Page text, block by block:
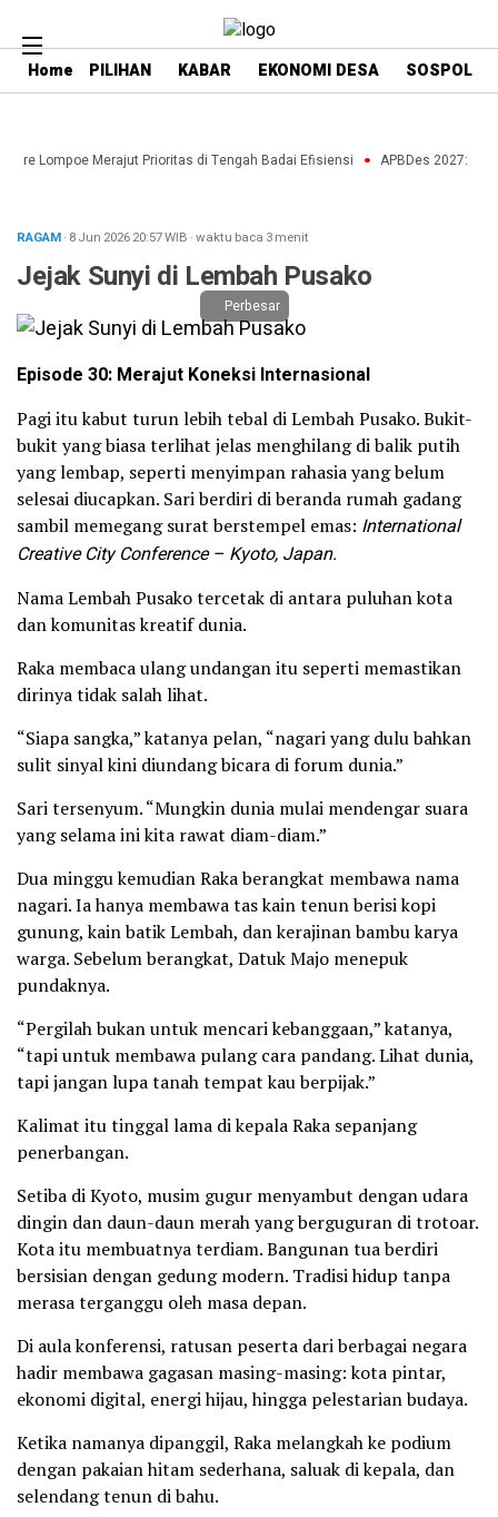
Home PILIHAN KABAR EKONOMI DESA SOSPOL
Lompoe Merajut Prioritas di Tengah Badai Efisiensi APBDes 2027:
RAGAM· 8 Jun 202620:57WIB ·waktu baca 3 menit
Jejak Sunyi di Lembah Pusako
Perbesar
Episode 30: Merajut Koneksi Internasional
Pagi itu kabut turun lebih tebal di Lembah Pusako. Bukit-
bukit yang biasa terlihat jelas menghilang di balik putih
yang lembap, seperti menyimpan rahasia yang belum
selesai diucapkan. Sari berdiri di beranda rumah gadang
sambil memegang surat berstempel emas: International
Creative City Conference – Kyoto, Japan.
Nama Lembah Pusako tercetak di antara puluhan kota
dan komunitas kreatif dunia.
Raka membaca ulang undangan itu seperti memastikan
dirinya tidak salah lihat.
“Siapa sangka,” katanya pelan, “nagari yang dulu bahkan
sulit sinyal kini diundang bicara di forum dunia.”
Sari tersenyum. “Mungkin dunia mulai mendengar suara
yang selama ini kita rawat diam-diam.”
Dua minggu kemudian Raka berangkat membawa nama
nagari. Ia hanya membawa tas kain tenun berisi kopi
gunung, kain batik Lembah, dan kerajinan bambu karya
warga. Sebelum berangkat, Datuk Majo menepuk
pundaknya.
“Pergilah bukan untuk mencari kebanggaan,” katanya,
“tapi untuk membawa pulang cara pandang. Lihat dunia,
tapi jangan lupa tanah tempat kau berpijak.”
Kalimat itu tinggal lama di kepala Raka sepanjang
penerbangan.
Setiba di Kyoto, musim gugur menyambut dengan udara
dingin dan daun-daun merah yang berguguran di trotoar.
Kota itu membuatnya terdiam. Bangunan tua berdiri
bersisian dengan gedung modern. Tradisi hidup tanpa
merasa terganggu oleh masa depan.
Di aula konferensi, ratusan peserta dari berbagai negara
hadir membawa gagasan masing-masing: kota pintar,
ekonomi digital, energi hijau, hingga pelestarian budaya.
Ketika namanya dipanggil, Raka melangkah ke podium
dengan pakaian hitam sederhana, saluak di kepala, dan
selendang tenun di bahu.